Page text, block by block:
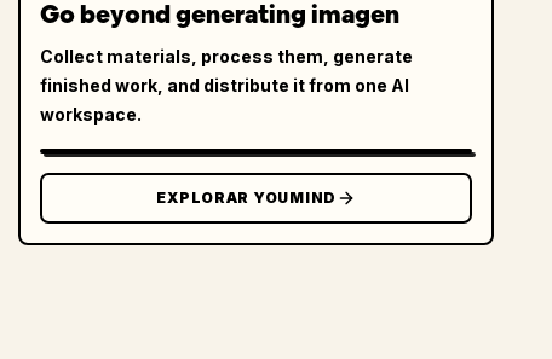
Go beyond generating imagen
Collect materials, process them, generate
finished work, and distribute it from one AI
workspace.
EXPLORAR YOUMIND